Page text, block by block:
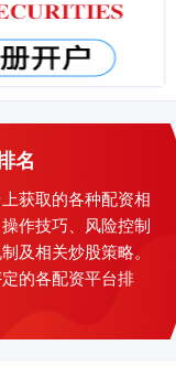
名
获取的各种配资相
作技巧、风险控制
及相关炒股策略。
的各配资平台排